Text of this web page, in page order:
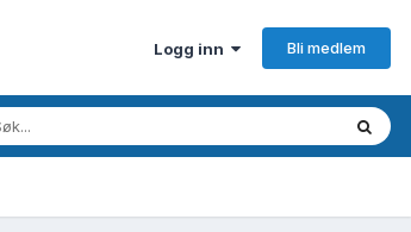
Logg inn Bli medlem